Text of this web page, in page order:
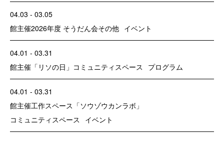
04.03 - 03.05
館主催2026年度 そうだん会その他 イベント
04.01 - 03.31
館主催 「リソの日」 コミュニティスペース プログラム
04.01 - 03.31
館主催工作スペース「ソウゾウカンラボ」
コミュニティスペース
イベント